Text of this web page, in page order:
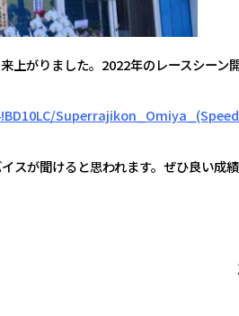
上がりました。2022年のレースシーン
スが聞けると思われます。ぜひ良い成